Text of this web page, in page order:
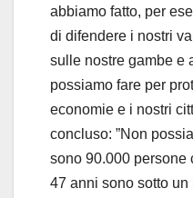
abbiamo fatto, per
di difendere i nostri
sulle nostre gambe e
possiamo fare per
economie e i nostri
concluso: ”Non
sono 90.000 persone
47 anni sono sotto